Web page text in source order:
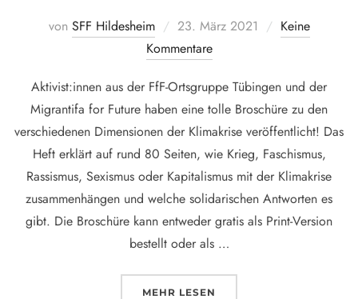
von SFF Hildesheim
Veröffentlicht
am
23. März 2021
Keine
Kommentare
Aktivist:innen aus der FfF-Ortsgruppe Tübingen und der
Migrantifa for Future haben eine tolle Broschüre zu den
verschiedenen Dimensionen der Klimakrise veröffentlicht! Das
Heft erklärt auf rund 80 Seiten, wie Krieg, Faschismus,
Rassismus, Sexismus oder Kapitalismus mit der Klimakrise
zusammenhängen und welche solidarischen Antworten es
gibt. Die Broschüre kann entweder gratis als Print-Version
bestellt oder als …
MEHR ÜBER „„ÜBERALL KLIMA,
LESEN